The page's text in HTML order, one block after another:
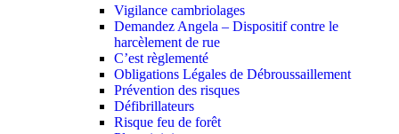
Vigilance cambriolages
Demandez Angela – Dispositif contre le
harcèlement de rue
C’est règlementé
Obligations Légales de Débroussaillement
Prévention des risques
Défibrillateurs
Risque feu de forêt